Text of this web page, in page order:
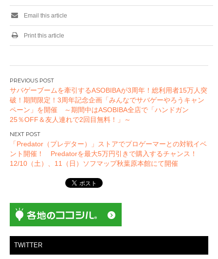
Email this article
Print this article
投
稿
ナ
ビ
ゲ
ー
シ
ョ
サバゲーブームを牽引するASOBIBAが3周年！総利用者15万人突
破！期間限定！3周年記念企画「みんなでサバゲーやろうキャン
ペーン」を開催 ～期間中はASOBIBA全店で「ハンドガン
25％OFF＆友人連れで2回目無料！」～
「Predator（プレデター）」ストアでプロゲーマーとの対戦イベ
ント開催！ Predatorを最大5万円引きで購入するチャンス！
12/10（土）、11（日）ソフマップ秋葉原本館にて開催
TWITTER